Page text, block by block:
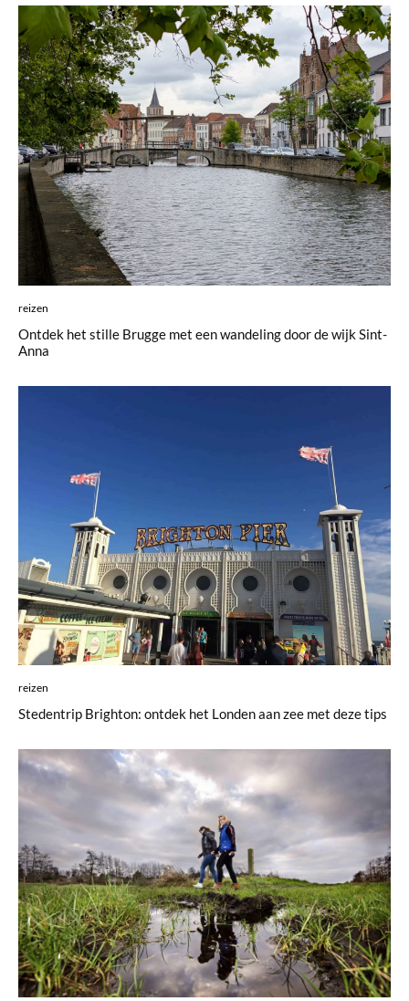
reizen
Ontdek het stille Brugge met een wandeling door de wijk Sint-
Anna
reizen
Stedentrip Brighton: ontdek het Londen aan zee met deze tips